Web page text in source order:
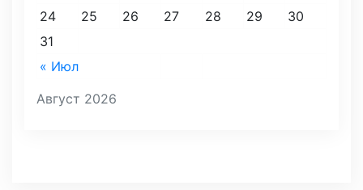
Август 2026
« Июл
24
25 26 27 28 29
30
31